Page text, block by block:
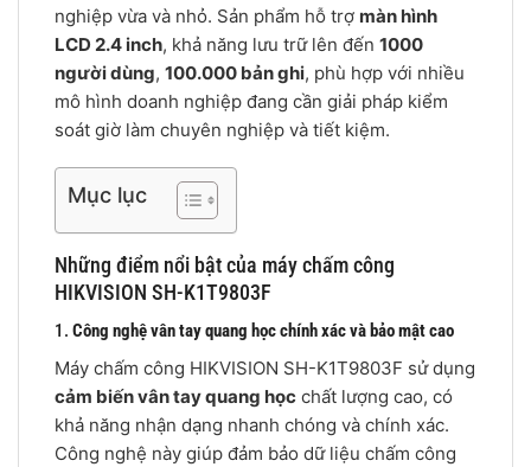
nghiệp vừa và nhỏ. Sản phẩm hỗ trợ màn hình
LCD 2.4 inch, khả năng lưu trữ lên đến 1000
người dùng, 100.000 bản ghi, phù hợp với nhiều
mô hình doanh nghiệp đang cần giải pháp kiểm
soát giờ làm chuyên nghiệp và tiết kiệm.
Mục lục
Những điểm nổi bật của máy chấm công
HIKVISION SH-K1T9803F
1. Công nghệ vân tay quang học chính xác và bảo mật cao
Máy chấm công HIKVISION SH-K1T9803F sử dụng
cảm biến vân tay quang học chất lượng cao, có
khả năng nhận dạng nhanh chóng và chính xác.
Công nghệ này giúp đảm bảo dữ liệu chấm công